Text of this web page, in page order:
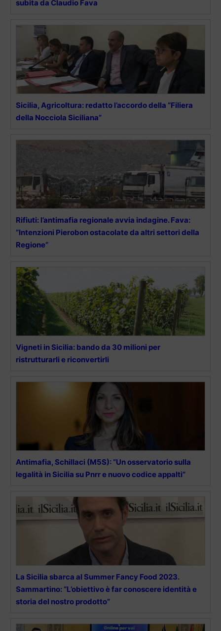
subita da Claudio Fava
Sicilia, Agricoltura: redatto l’accordo della “Filiera
della Nocciola Siciliana”
Rifiuti: l’antimafia regionale avvia indagine. Fava:
“Intenzioni Pierobon ostacolate da altri settori della
Regione”
Vigneti in Sicilia: bando da 30 milioni per
ristrutturarli e riconvertirli
Antimafia, Schillaci (M5S): “Un osservatorio sulla
legalità in Sicilia su Pnrr e nuovo codice appalti”
La Sicilia sbarca al Summer Fancy Food 2023.
Sammartino: “L’obiettivo è far conoscere identità e
storia del nostro prodotto”